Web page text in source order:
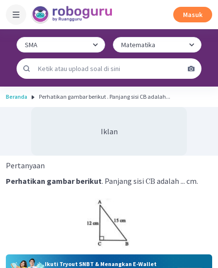
Masuk
Beranda Perhatikan gambar berikut . Panjang sisi CB adalah...
Iklan
Pertanyaan
Perhatikan gambar berikut. Panjang sisi CB adalah ... cm.
Ikuti Tryout SNBT & Menangkan E-Wallet